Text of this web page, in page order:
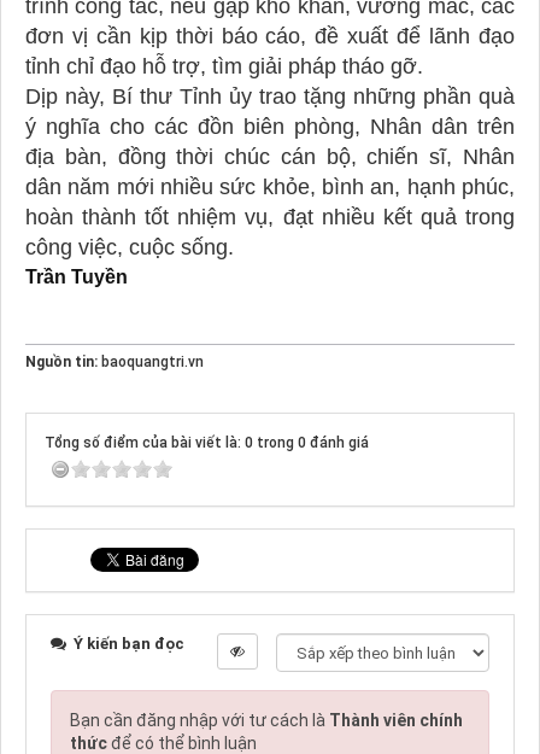
trình công tác, nếu gặp khó khăn, vướng mắc, các
đơn vị cần kịp thời báo cáo, đề xuất để lãnh đạo
tỉnh chỉ đạo hỗ trợ, tìm giải pháp tháo gỡ.
Dịp này, Bí thư Tỉnh ủy trao tặng những phần quà
ý nghĩa cho các đồn biên phòng, Nhân dân trên
địa bàn, đồng thời chúc cán bộ, chiến sĩ, Nhân
dân năm mới nhiều sức khỏe, bình an, hạnh phúc,
hoàn thành tốt nhiệm vụ, đạt nhiều kết quả trong
công việc, cuộc sống.
Trần Tuyền
Nguồn tin: baoquangtri.vn
Tổng số điểm của bài viết là: 0 trong 0 đánh giá
Ý kiến bạn đọc
Bạn cần đăng nhập với tư cách là Thành viên chính
thứcđể có thể bình luận